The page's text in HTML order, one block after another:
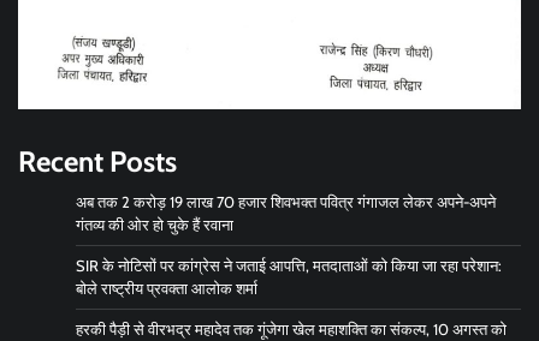
Recent Posts
अब तक 2 करोड़ 19 लाख 70 हजार शिवभक्त पवित्र गंगाजल लेकर अपने-अपने
गंतव्य की ओर हो चुके हैं रवाना
SIR के नोटिसों पर कांग्रेस ने जताई आपत्ति, मतदाताओं को किया जा रहा परेशान:
बोले राष्ट्रीय प्रवक्ता आलोक शर्मा
हरकी पैड़ी से वीरभद्र महादेव तक गूंजेगा खेल महाशक्ति का संकल्प, 10 अगस्त को